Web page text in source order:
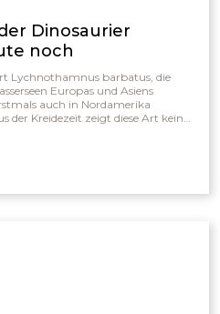
Dinosaurier
noch
Lychnothamnus barbatus, die
Europas und Asiens
auch in Nordamerika
der Kreidezeit zeigt diese Art keine
Entwicklungsgeschichte auf und